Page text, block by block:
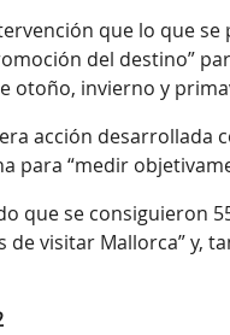
que lo que
del destino”
otoño, invierno y
acción desarrollada
para “medir
que se consiguieron
de visitar Mallorca” y,